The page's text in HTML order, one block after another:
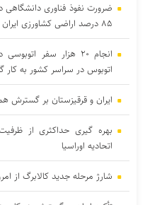
ضرورت نفوذ فناوری دانشگاهی
۸۵ درصد اراضی کشاورزی ایران خُرد اداره می‌شود
اتوبوس در سراسر کشور به کار
ایران و قرقیزستان بر گسترش
بهره گیری حداکثری از
اتحادیه اوراسیا
شارژ مرحله جدید کالابرگ از